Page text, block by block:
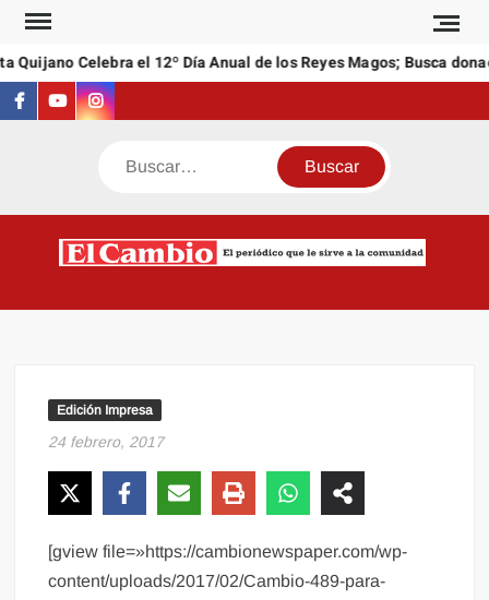
Saltar
contenido
Quijano Celebra el 12º Día Anual de los Reyes Magos; Busca
Facebook
YoutubeInstagram
Buscar
Edición Impresa
24 febrero, 2017
[gview file=»https://cambionewspaper.com/wp-
content/uploads/2017/02/Cambio-489-para-